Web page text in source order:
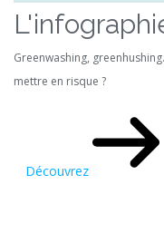
Greenwashing,
mettre en risque ?
Découvrez